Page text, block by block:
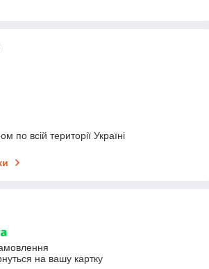
по всій території Україні
на вашу картку